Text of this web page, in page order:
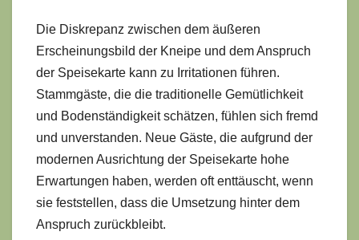
Die Diskrepanz zwischen dem äußeren
Erscheinungsbild der Kneipe und dem Anspruch
der Speisekarte kann zu Irritationen führen.
Stammgäste, die die traditionelle Gemütlichkeit
und Bodenständigkeit schätzen, fühlen sich fremd
und unverstanden. Neue Gäste, die aufgrund der
modernen Ausrichtung der Speisekarte hohe
Erwartungen haben, werden oft enttäuscht, wenn
sie feststellen, dass die Umsetzung hinter dem
Anspruch zurückbleibt.